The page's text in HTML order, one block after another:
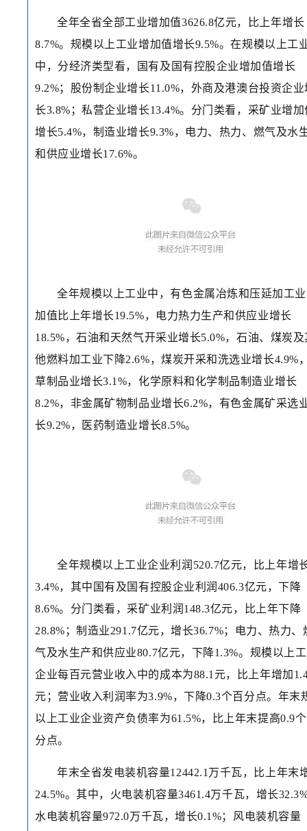
全年全省全部工业增加值3626.8亿元，比上年增长
8.7%。规模以上工业增加值增长9.5%。在规模以上工
中，分经济类型看，国有及国有控股企业增加值增长
9.2%；股份制企业增长11.0%，外商及港澳台投资企业
长3.8%；私营企业增长13.4%。分门类看，采矿业增加
增长5.4%，制造业增长9.3%，电力、热力、燃气及水
和供应业增长17.6%。
全年规模以上工业中，有色金属冶炼和压延加工
加值比上年增长19.5%，电力热力生产和供应业增长
18.5%，石油和天然气开采业增长5.0%，石油、煤炭及
他燃料加工业下降2.6%，煤炭开采和洗选业增长4.9%
草制品业增长3.1%，化学原料和化学制品制造业增长
8.2%，非金属矿物制品业增长6.2%，有色金属矿采选
长9.2%，医药制造业增长8.5%。
全年规模以上工业企业利润520.7亿元，比上年增
3.4%，其中国有及国有控股企业利润406.3亿元，下降
8.6%。分门类看，采矿业利润148.3亿元，比上年下降
28.8%；制造业291.7亿元，增长36.7%；电力、热力、
气及水生产和供应业80.7亿元，下降1.3%。规模以上
企业每百元营业收入中的成本为88.1元，比上年增加
元；营业收入利润率为3.9%，下降0.3个百分点。年末
以上工业企业资产负债率为61.5%，比上年末提高0.9
分点。
年末全省发电装机容量12442.1万千瓦，比上年末
24.5%。其中，火电装机容量3461.4万千瓦，增长
水电装机容量972.0万千瓦，增长0.1%；风电装机容量